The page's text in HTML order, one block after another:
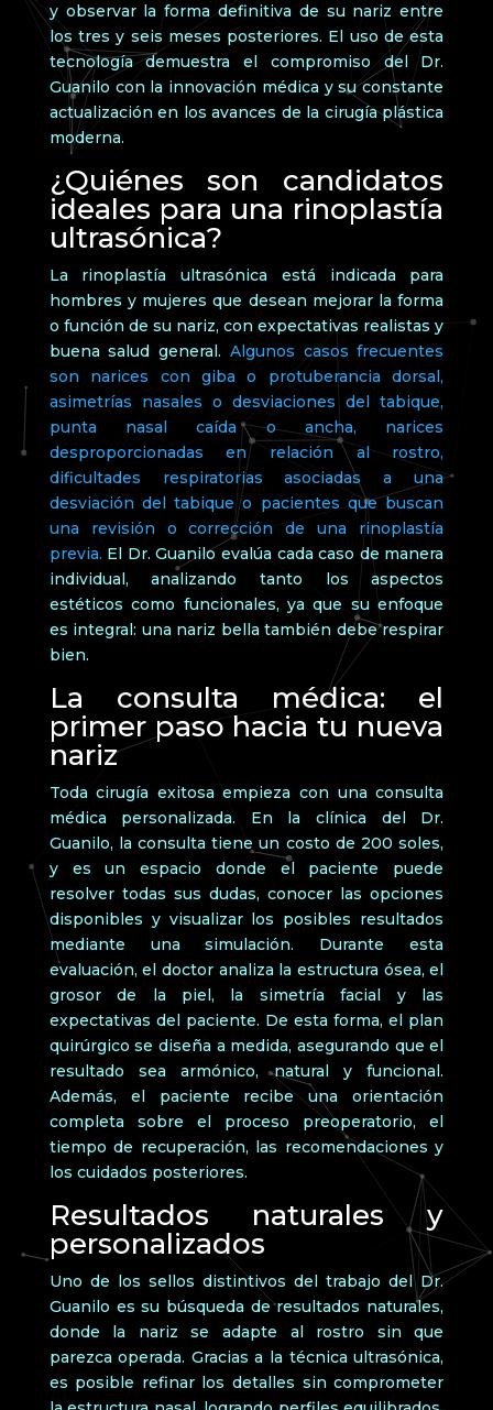
y observar la forma definitiva de su nariz entre
los tres y seis meses posteriores. El uso de esta
tecnología demuestra el compromiso del Dr.
Guanilo con la innovación médica y su constante
actualización en los avances de la cirugía plástica
moderna.
¿Quiénes son candidatos
ideales para una rinoplastía
ultrasónica?
La rinoplastía ultrasónica está indicada para
hombres y mujeres que desean mejorar la forma
o función de su nariz, con expectativas realistas y
buena salud general. Algunos casos frecuentes
son narices con giba o protuberancia dorsal,
asimetrías nasales o desviaciones del tabique,
punta nasal caída o ancha, narices
desproporcionadas en relación al rostro,
dificultades respiratorias asociadas a una
desviación del tabique o pacientes que buscan
una revisión o corrección de una rinoplastía
previa. El Dr. Guanilo evalúa cada caso de manera
individual, analizando tanto los aspectos
estéticos como funcionales, ya que su enfoque
es integral: una nariz bella también debe respirar
bien.
La consulta médica: el
primer paso hacia tu nueva
nariz
Toda cirugía exitosa empieza con una consulta
médica personalizada. En la clínica del Dr.
Guanilo, la consulta tiene un costo de 200 soles,
y es un espacio donde el paciente puede
resolver todas sus dudas, conocer las opciones
disponibles y visualizar los posibles resultados
mediante una simulación. Durante esta
evaluación, el doctor analiza la estructura ósea, el
grosor de la piel, la simetría facial y las
expectativas del paciente. De esta forma, el plan
quirúrgico se diseña a medida, asegurando que el
resultado sea armónico, natural y funcional.
Además, el paciente recibe una orientación
completa sobre el proceso preoperatorio, el
tiempo de recuperación, las recomendaciones y
los cuidados posteriores.
Resultados naturales y
personalizados
Uno de los sellos distintivos del trabajo del Dr.
Guanilo es su búsqueda de resultados naturales,
donde la nariz se adapte al rostro sin que
parezca operada. Gracias a la técnica ultrasónica,
es posible refinar los detalles sin comprometer